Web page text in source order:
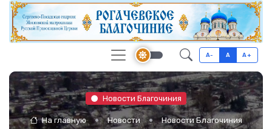
A- A A+
Новости Благочиния
На главную Новости Новости Благочиния